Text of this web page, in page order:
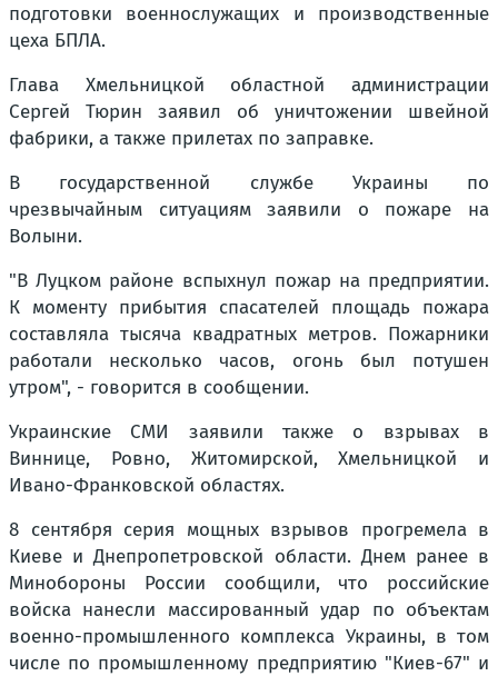
подготовки военнослужащих и производственные
цеха БПЛА.
Глава Хмельницкой областной администрации
Сергей Тюрин заявил об уничтожении швейной
фабрики, а также прилетах по заправке.
В государственной службе Украины по
чрезвычайным ситуациям заявили о пожаре на
Волыни.
"В Луцком районе вспыхнул пожар на предприятии.
К моменту прибытия спасателей площадь пожара
составляла тысяча квадратных метров. Пожарники
работали несколько часов, огонь был потушен
утром", - говорится в сообщении.
Украинские СМИ заявили также о взрывах в
Виннице, Ровно, Житомирской, Хмельницкой и
Ивано-Франковской областях.
8 сентября серия мощных взрывов прогремела в
Киеве и Днепропетровской области. Днем ранее в
Минобороны России сообщили, что российские
войска нанесли массированный удар по объектам
военно-промышленного комплекса Украины, в том
числе по промышленному предприятию "Киев-67" и